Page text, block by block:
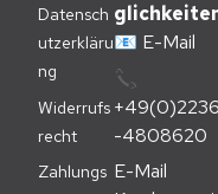
Datensch
utzerkläru
ng
Widerrufs
recht
Zahlungs
📧 E-Mail
📞
+49(0)2236
-4808620
E-Mail